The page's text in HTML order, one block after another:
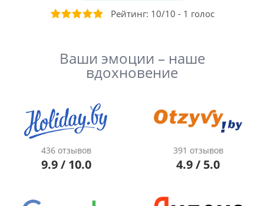
Рейтинг: 10/10 - 1 голос
Ваши эмоции – наше
вдохновение
436 отзывов
9.9 / 10.0
391 отзывов
4.9 / 5.0